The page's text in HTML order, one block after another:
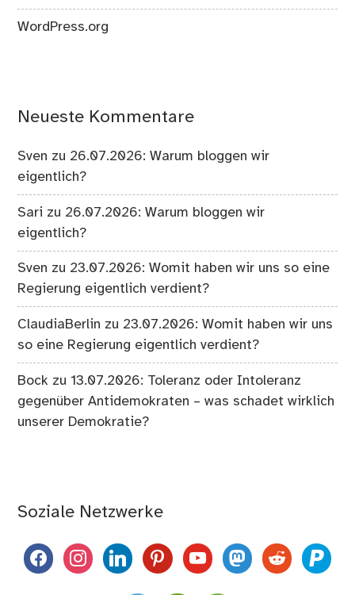
WordPress.org
Neueste Kommentare
Sven zu 26.07.2026: Warum bloggen wir
eigentlich?
Sari zu 26.07.2026: Warum bloggen wir
eigentlich?
Sven zu 23.07.2026: Womit haben wir uns so eine
Regierung eigentlich verdient?
ClaudiaBerlin zu 23.07.2026: Womit haben wir uns
so eine Regierung eigentlich verdient?
Bock zu13.07.2026: Toleranz oder Intoleranz
gegenüber Antidemokraten – was schadet wirklich
unserer Demokratie?
Soziale Netzwerke
facebookinstagramlinkedinpinterestyoutubemastodon
reddit paypal